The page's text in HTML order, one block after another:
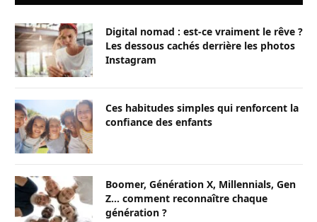
Digital nomad : est-ce vraiment le rêve ?
Les dessous cachés derrière les photos
Instagram
Ces habitudes simples qui renforcent la
confiance des enfants
Boomer, Génération X, Millennials, Gen
Z… comment reconnaître chaque
génération ?